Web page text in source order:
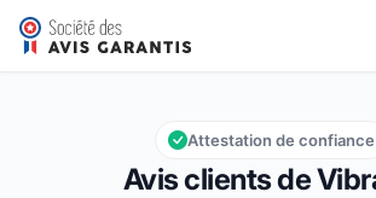
Vibratis
Note globale : 9,5 sur 10
9,5/10
Avis clients de
Attestation de confiance